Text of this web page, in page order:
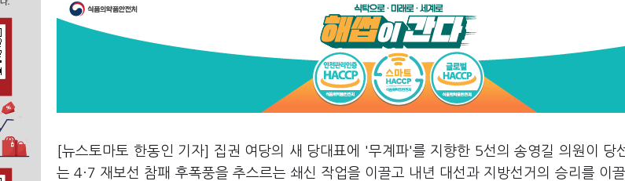
[뉴스토마토 한동인 기자] 집권 여당의 새 당대표에 '무계파'를 지향한 5선의 송영길 의원이 당
는 4·7 재보선 참패 후폭풍을 추스르는 쇄신 작업을 이끌고 내년 대선과 지방선거의 승리를 이